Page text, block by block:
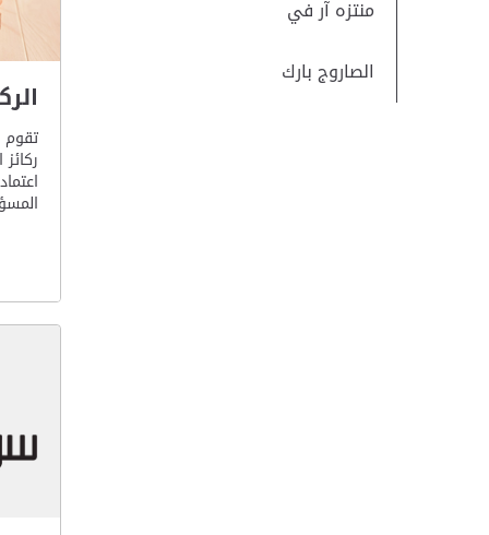
منتزه آر في
الصاروج بارك
تقوم